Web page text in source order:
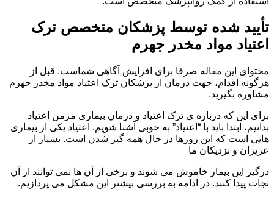
تأیید شده توسط پزشکان متخصص ترک
اعتیاد مواد مخدر جهرم
محتوای این مقاله صرفا برای افزایش آگاهی شماست. قبل از
هرگونه اقدام، جهت درمان از پزشکان ترک اعتیاد مواد مخدر جهرم
مشاوره بگیرید.
برای این که درباره ی ترک اعتیاد و درمان بیماری مزمن اعتیاد
بدانیم، ابتدا باید با “اعتیاد” به خوبی آشنا شویم. اعتیاد یکی از بیماری
هایی است که این روزها در حال همه گیر شدن است. بسیار از
عزیزان و نزدیکان ما
درگیر این بیمار خاموش می شوند و برخی از آن ها نمی توانند از آن
نجات پیدا کنند. در ادامه به بررسی بیشتر این مشکل می پردازیم.